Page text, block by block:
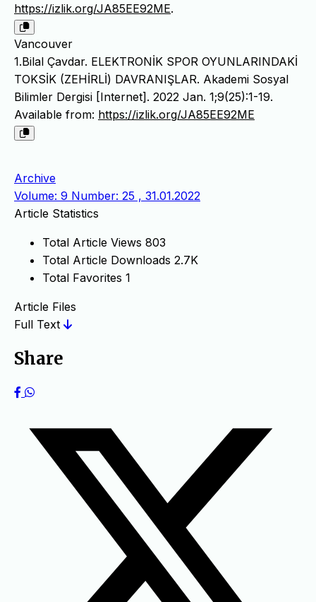
https://izlik.org/JA85EE92ME.
Vancouver
1.Bilal Çavdar. ELEKTRONİK SPOR OYUNLARINDAKİ
TOKSİK (ZEHİRLİ) DAVRANIŞLAR. Akademi Sosyal
Bilimler Dergisi [Internet]. 2022 Jan. 1;9(25):1-19.
Available from: https://izlik.org/JA85EE92ME
Archive
Volume: 9 Number: 25 , 31.01.2022
Article Statistics
Total Article Views 803
Total Article Downloads 2.7K
Total Favorites 1
Article Files
Full Text
Share